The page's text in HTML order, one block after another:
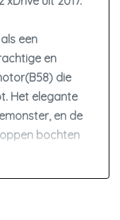
verwarmbaar
een
en
die
Het elegante
en de
bochten
Het is niet
die elke rit